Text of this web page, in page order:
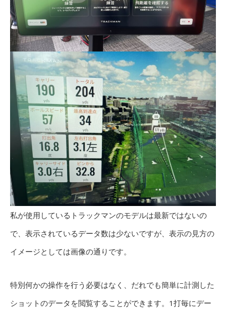
私が使用しているトラックマンのモデルは最新ではないの
で、表示されているデータ数は少ないですが、表示の見方の
イメージとしては画像の通りです。
特別何かの操作を行う必要はなく、だれでも簡単に計測した
ショットのデータを閲覧することができます。1打毎にデー